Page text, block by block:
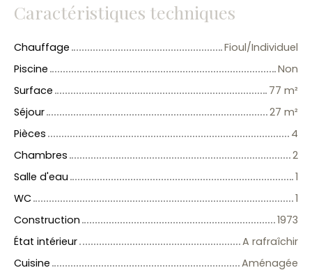
Caractéristiques techniques
Chauffage
Fioul/Individuel
Piscine
Non
Surface
77 m²
Séjour
27 m²
Pièces
4
Chambres
2
Salle d'eau
1
WC
1
Construction
1973
État intérieur
A rafraîchir
Cuisine
Aménagée